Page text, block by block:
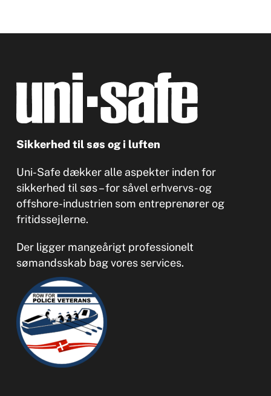
Sikkerhed til søs og i luften
Uni-Safe dækker alle aspekter inden for
sikkerhed til søs – for såvel erhvervs- og
offshore-industrien som entreprenører og
fritidssejlerne.
Der ligger mangeårigt professionelt
sømandsskab bag vores services.